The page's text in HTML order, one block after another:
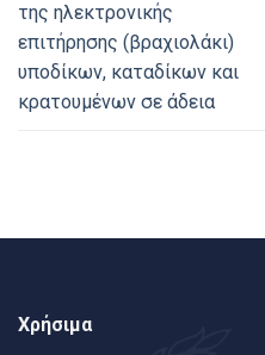
της ηλεκτρονικής
επιτήρησης (βραχιολάκι)
υποδίκων, καταδίκων και
κρατουμένων σε άδεια
Χρήσιμα